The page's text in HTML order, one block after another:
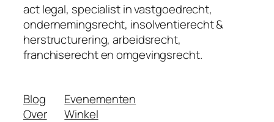
act legal, specialist in vastgoedrecht,
ondernemingsrecht, insolventierecht &
herstructurering, arbeidsrecht,
franchiserecht en omgevingsrecht.
Blog
Over
Evenementen
Winkel